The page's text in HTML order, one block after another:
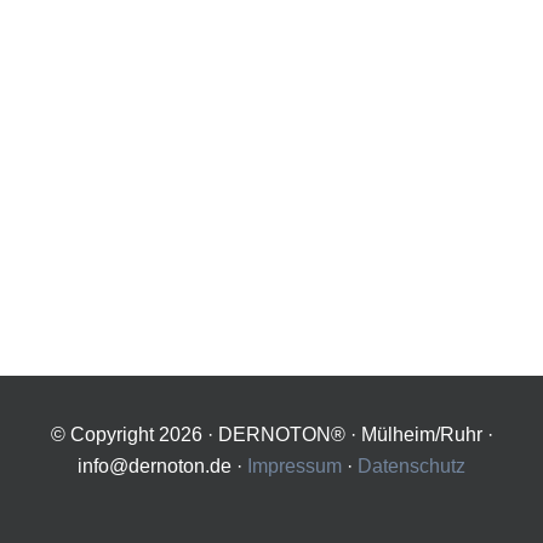
© Copyright 2026 · DERNOTON® · Mülheim/Ruhr ·
info@dernoton.de · Impressum · Datenschutz